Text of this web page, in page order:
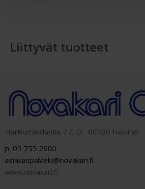
Liittyvät tuotteet
Harkkoraudantie 7 C-D, 00700 Helsinki
p. 09 755 2600
asiakaspalvelu@novakari.fi
www.novakari.fi